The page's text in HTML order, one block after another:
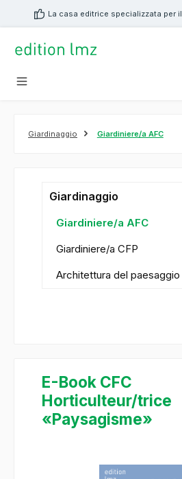
principaleLa casa editrice specializzata per
Giardinaggio Giardiniere/a AFC
Giardinaggio
Giardiniere/a AFC
Giardiniere/a CFP
Architettura del paesaggio
E-Book CFC
Horticulteur/trice
«Paysagisme»
Salta la galleria di immagini